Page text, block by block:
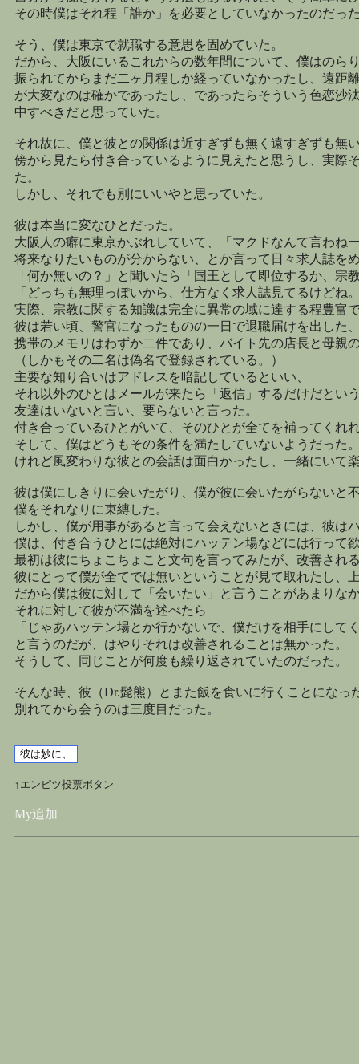
その時僕はそれ程「誰か」を必要としていなかったのだっ
そう、僕は東京で就職する意思を固めていた。
だから、大阪にいるこれからの数年間について、僕はのら
振られてからまだ二ヶ月程しか経っていなかったし、遠距
が大変なのは確かであったし、であったらそういう色恋沙
中すべきだと思っていた。
それ故に、僕と彼との関係は近すぎずも無く遠すぎずも無
傍から見たら付き合っているように見えたと思うし、実際
た。
しかし、それでも別にいいやと思っていた。
彼は本当に変なひとだった。
大阪人の癖に東京かぶれしていて、「マクドなんて言わね
将来なりたいものが分からない、とか言って日々求人誌を
「何か無いの？」と聞いたら「国王として即位するか、宗
「どっちも無理っぽいから、仕方なく求人誌見てるけどね
実際、宗教に関する知識は完全に異常の域に達する程豊富
彼は若い頃、警官になったものの一日で退職届けを出した
携帯のメモリはわずか二件であり、バイト先の店長と母親
（しかもその二名は偽名で登録されている。）
主要な知り合いはアドレスを暗記しているといい、
それ以外のひとはメールが来たら「返信」するだけだとい
友達はいないと言い、要らないと言った。
付き合っているひとがいて、そのひとが全てを補ってくれ
そして、僕はどうもその条件を満たしていないようだった
けれど風変わりな彼との会話は面白かったし、一緒にいて
彼は僕にしきりに会いたがり、僕が彼に会いたがらないと
僕をそれなりに束縛した。
しかし、僕が用事があると言って会えないときには、彼は
僕は、付き合うひとには絶対にハッテン場などには行って
最初は彼にちょこちょこと文句を言ってみたが、改善され
彼にとって僕が全てでは無いということが見て取れたし、
だから僕は彼に対して「会いたい」と言うことがあまりな
それに対して彼が不満を述べたら
「じゃあハッテン場とか行かないで、僕だけを相手にして
と言うのだが、はやりそれは改善されることは無かった。
そうして、同じことが何度も繰り返されていたのだった。
そんな時、彼（Dr.髭熊）とまた飯を食いに行くことになっ
別れてから会うのは三度目だった。
↑エンピツ投票ボタン
My追加